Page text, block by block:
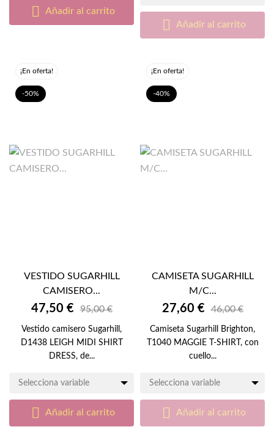
 Añadir al carrito
 Añadir al carrito
¡En oferta!
-50%
VESTIDO SUGARHILL
CAMISERO...
47,50 € 95,00 €
Vestido camisero Sugarhill,
D1438 LEIGH MIDI SHIRT
DRESS, de...
Selecciona variable
 Añadir al carrito
¡En oferta!
-40%
CAMISETA SUGARHILL
M/C...
27,60 € 46,00 €
Camiseta Sugarhill Brighton,
T1040 MAGGIE T-SHIRT, con
cuello...
Selecciona variable
 Añadir al carrito